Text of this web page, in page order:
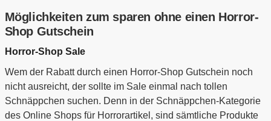
Möglichkeiten zum sparen ohne einen Horror-
Shop Gutschein
Horror-Shop Sale
Wem der Rabatt durch einen Horror-Shop Gutschein noch
nicht ausreicht, der sollte im Sale einmal nach tollen
Schnäppchen suchen. Denn in der Schnäppchen-Kategorie
des Online Shops für Horrorartikel, sind sämtliche Produkte